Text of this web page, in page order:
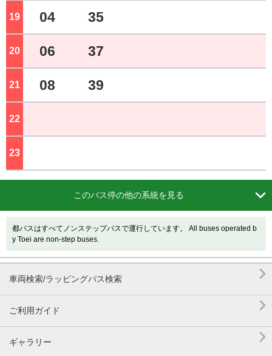
19 04 35
20 06 37
21 08 39
22
23
このバス停の他の系統を見る 
都バスはすべてノンステップバスで運行しています。 All buses operated b
y Toei are non-step buses.
車両検索/ラッピングバス検索 
ご利用ガイド 
ギャラリー 